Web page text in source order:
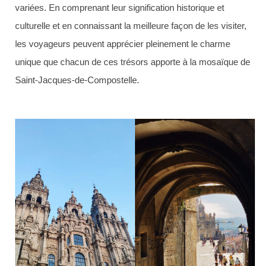
variées. En comprenant leur signification historique et
culturelle et en connaissant la meilleure façon de les visiter,
les voyageurs peuvent apprécier pleinement le charme
unique que chacun de ces trésors apporte à la mosaïque de
Saint-Jacques-de-Compostelle.